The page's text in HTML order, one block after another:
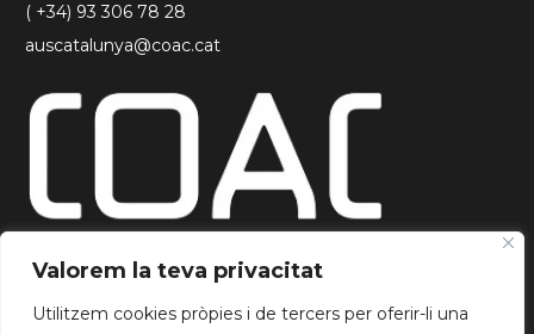
Valorem la teva privacitat
Utilitzem cookies pròpies i de tercers per oferir-li una
( +34) 93 306 78 28
auscatalunya@coac.cat